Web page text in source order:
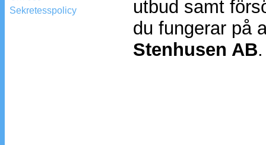
Sekretesspolicy
utbud samt
du fungerar på
Stenhusen AB.